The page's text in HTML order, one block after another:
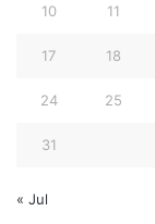
10 11
17 18
24 25
31
« Jul